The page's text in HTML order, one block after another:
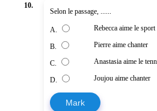
10.
Selon le passage, ......
A. Rebecca aime le sport
B. Pierre aime chanter
C. Anastasia aime le
D. Joujou aime chanter
Mark